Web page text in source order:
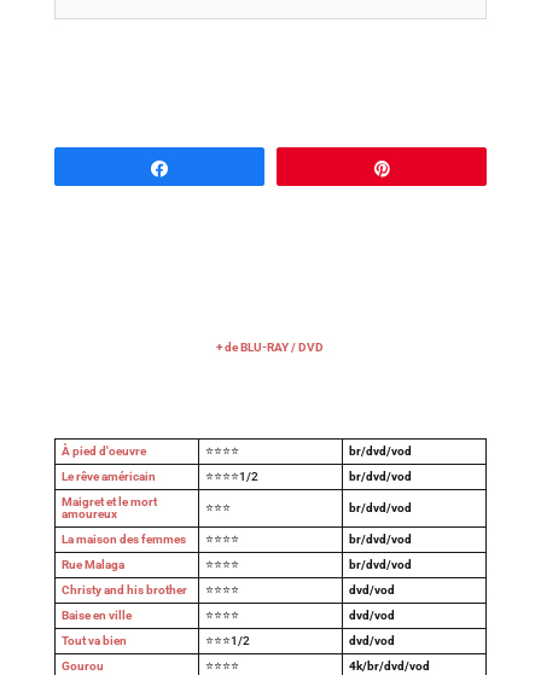
+ de BLU-RAY / DVD
À pied d'oeuvre ⭐⭐⭐⭐
br/dvd/vod
Le rêve américain
⭐⭐⭐⭐1/2
br/dvd/vod
Maigret et le mort
amoureux
⭐⭐⭐ br/dvd/vod
La maison des femmes ⭐⭐⭐⭐
br/dvd/vod
Rue Malaga
⭐⭐⭐⭐
br/dvd/vod
Christy and his brother
⭐⭐⭐⭐
dvd/vod
Baise en ville
⭐⭐⭐⭐
dvd/vod
Tout va bien
⭐⭐⭐1/2
dvd/vod
Gourou
⭐⭐⭐⭐
4k/br/dvd/vod